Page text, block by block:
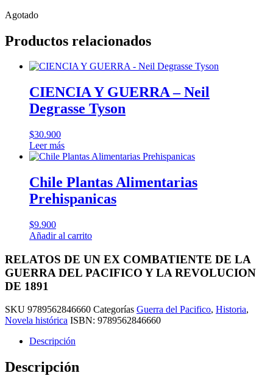
Agotado
Productos relacionados
CIENCIA Y GUERRA – Neil
Degrasse Tyson
$30.900
Leer más
Chile Plantas Alimentarias
Prehispanicas
$9.900
Añadir al carrito
RELATOS DE UN EX COMBATIENTE DE LA
GUERRA DEL PACIFICO Y LA REVOLUCION
DE 1891
SKU 9789562846660 Categorías Guerra del Pacifico, Historia,
Novela histórica ISBN: 9789562846660
Descripción
Descripción